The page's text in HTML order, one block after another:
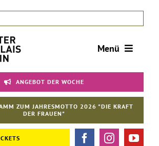
Menü
ANGEBOT DER WOCHE
ZUM JAHRESMOTTO 2026 "DIE KRAFT
DER FRAUEN"